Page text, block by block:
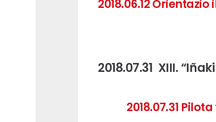
2018.06.12
2018.07.31 XIII.
2018.07.31